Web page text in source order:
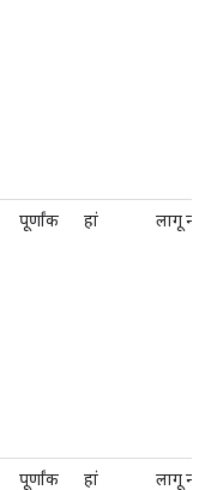
पूर्णांक हां लागू नहीं
पूर्णांक हां लागू नहीं